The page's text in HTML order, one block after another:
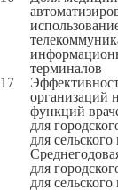
терминалов
17
организаций
функций
для
для
для
для